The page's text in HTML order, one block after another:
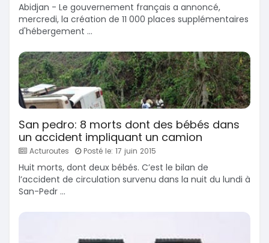
Abidjan - Le gouvernement français a annoncé,
mercredi, la création de 11 000 places supplémentaires
d'hébergement ...
San pedro: 8 morts dont des bébés dans
un accident impliquant un camion
Acturoutes Posté le: 17 juin 2015
Huit morts, dont deux bébés. C’est le bilan de
l’accident de circulation survenu dans la nuit du lundi à
San-Pedr ...